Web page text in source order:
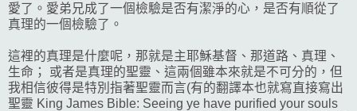
愛了。愛弟兄成了一個檢驗是否有潔淨的心，是否有順從了
真理的一個檢驗了。
這裡的真理是什麼呢，那就是主耶穌基督、那道路、真理、
生命； 或者是真理的聖靈、這兩個雖本來就是不可分的，但
我相信彼得是特別指著聖靈而言(有的翻譯本也就寫直接寫出
聖靈 King James Bible: Seeing ye have purified your souls